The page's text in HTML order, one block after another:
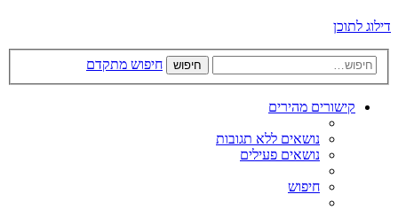
דילוג לתוכן
חיפוש חיפוש מתקדם
קישורים מהירים
נושאים ללא תגובות
נושאים פעילים
חיפוש